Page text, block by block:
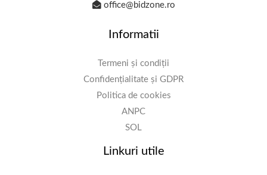
office@bidzone.ro
Informatii
Termeni și condiții
Confidențialitate și GDPR
Politica de cookies
ANPC
SOL
Linkuri utile